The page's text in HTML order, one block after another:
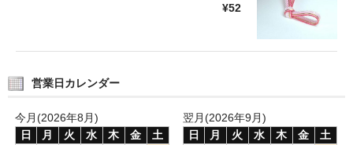
¥52
営業日カレンダー
今月(2026年8月)
日
月 火 水 木 金
土
翌月(2026年9月)
日
月 火 水 木 金
土